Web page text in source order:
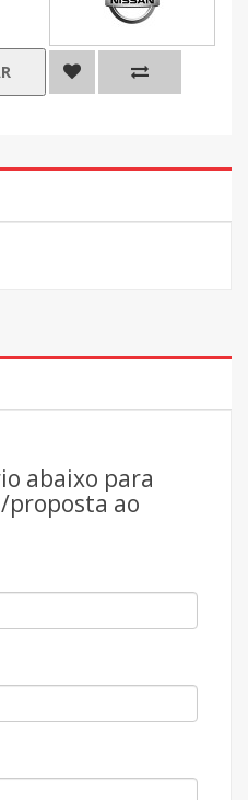
abaixo para
proposta ao